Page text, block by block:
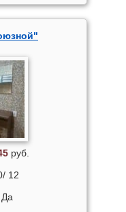
руб.
12
Да